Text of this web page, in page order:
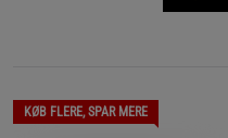
KØB FLERE, SPAR MERE